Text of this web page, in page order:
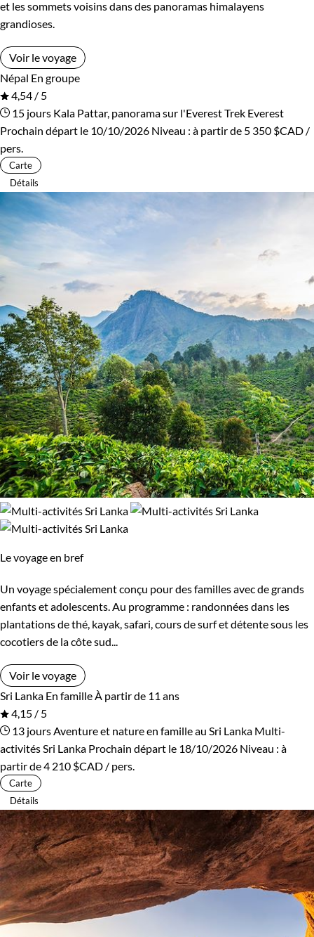
et les sommets voisins dans des panoramas himalayens
grandioses.
Voir le voyage
Népal En groupe
4,54 / 5
15 jours Kala Pattar, panorama sur l'EverestTrek Everest
Prochain départ le 10/10/2026 Niveau : à partir de 5 350 $CAD /
pers.
Carte
Détails
Le voyage en bref
Un voyage spécialement conçu pour des familles avec de grands
enfants et adolescents. Au programme : randonnées dans les
plantations de thé, kayak, safari, cours de surf et détente sous les
cocotiers de la côte sud...
Voir le voyage
Sri Lanka En famille À partir de 11 ans
4,15 / 5
13 jours Aventure et nature en famille au Sri Lanka Multi-
activités Sri Lanka Prochain départ le 18/10/2026 Niveau : à
partir de4 210 $CAD / pers.
Carte
Détails